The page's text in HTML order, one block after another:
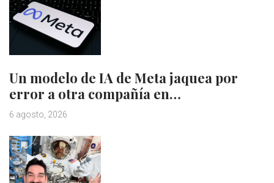
Un modelo de IA de Meta jaquea por
error a otra compañía en…
6 agosto, 2026